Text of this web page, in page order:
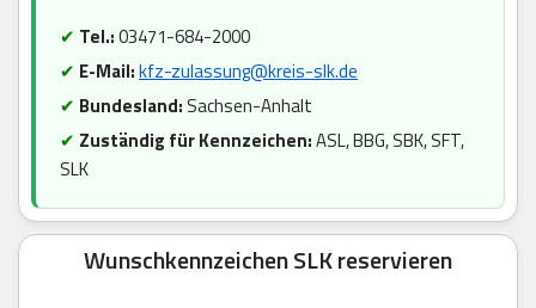
✔ Tel.:03471-684-2000
✔ E-Mail:kfz-zulassung@kreis-slk.de
✔ Bundesland: Sachsen-Anhalt
✔ Zuständig für Kennzeichen:ASL, BBG, SBK, SFT,
SLK
Wunschkennzeichen SLK reservieren